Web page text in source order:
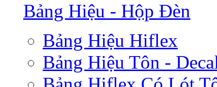
Bảng Hiệu - Hộp Đèn
Bảng Hiệu Hiflex
Bảng Hiệu Tôn -